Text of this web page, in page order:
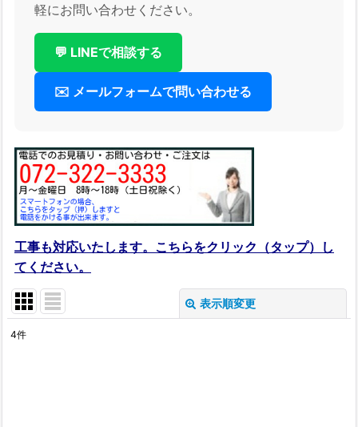
軽にお問い合わせください。
💬 LINEで相談する
✉️ メールフォームで問い合わせる
工事も対応いたします。こちらをクリック（タップ）し
てください。
表示順変更
4件